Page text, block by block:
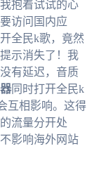
抱着试试的心
访问国内应
全民k歌，竟然
示消失了！我
有延迟，音质
同时打开全民k
互相影响。这得
流量分开处
影响海外网站